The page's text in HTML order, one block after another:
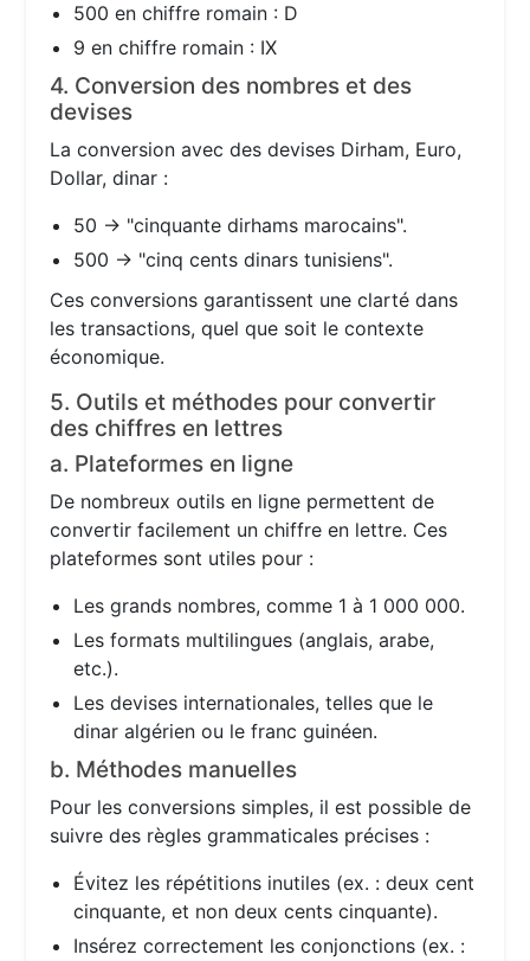
500 en chiffre romain : D
9 en chiffre romain : IX
4. Conversion des nombres et des
devises
La conversion avec des devises Dirham, Euro,
Dollar, dinar :
50 → "cinquante dirhams marocains".
500 → "cinq cents dinars tunisiens".
Ces conversions garantissent une clarté dans
les transactions, quel que soit le contexte
économique.
5. Outils et méthodes pour convertir
des chiffres en lettres
a. Plateformes en ligne
De nombreux outils en ligne permettent de
convertir facilement un chiffre en lettre. Ces
plateformes sont utiles pour :
Les grands nombres, comme 1 à 1 000 000.
Les formats multilingues (anglais, arabe,
etc.).
Les devises internationales, telles que le
dinar algérien ou le franc guinéen.
b. Méthodes manuelles
Pour les conversions simples, il est possible de
suivre des règles grammaticales précises :
Évitez les répétitions inutiles (ex. : deux cent
cinquante, et non deux cents cinquante).
Insérez correctement les conjonctions (ex. :